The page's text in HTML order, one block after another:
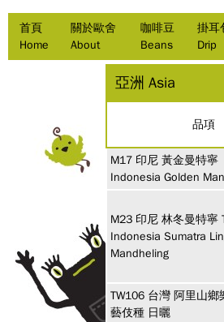
首頁
Home
關於歐舍
About
咖啡豆
Beans
掛耳
Drip
亞洲 Asia
品項
M17 印尼 黃金曼特寧
Indonesia Golden
M23 印尼 林冬曼特寧
Indonesia Sumatra
Mandheling
TW106 台灣 阿里山鄉
藝伎種 日曬